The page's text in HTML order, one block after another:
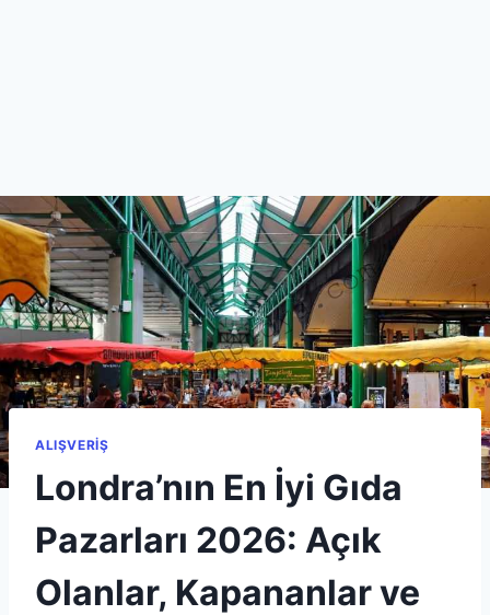
ALIŞVERIŞ
Londra’nın En İyi Gıda
Pazarları 2026: Açık
Olanlar, Kapananlar ve